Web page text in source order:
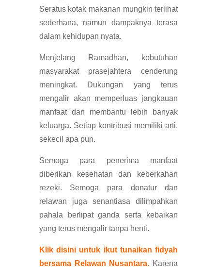
Seratus kotak makanan mungkin terlihat
sederhana, namun dampaknya terasa
dalam kehidupan nyata.
Menjelang Ramadhan, kebutuhan
masyarakat prasejahtera cenderung
meningkat. Dukungan yang terus
mengalir akan memperluas jangkauan
manfaat dan membantu lebih banyak
keluarga. Setiap kontribusi memiliki arti,
sekecil apa pun.
Semoga para penerima manfaat
diberikan kesehatan dan keberkahan
rezeki. Semoga para donatur dan
relawan juga senantiasa dilimpahkan
pahala berlipat ganda serta kebaikan
yang terus mengalir tanpa henti.
Klik disini untuk ikut tunaikan fidyah
bersama Relawan Nusantara. Karena